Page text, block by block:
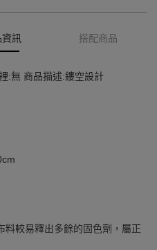
訊 搭配商品
:無 商品描述:鏤空設計
較易釋出多餘的固色劑，屬正